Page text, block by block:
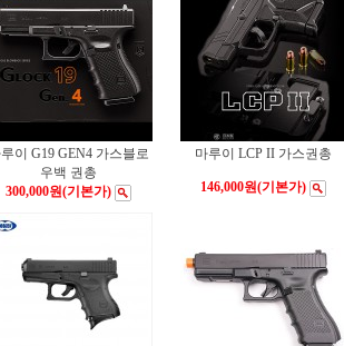
이 G19 GEN4 가스블로
우백 권총
300,000원(기본가)
마루이 LCP II 가스권총
146,000원(기본가)